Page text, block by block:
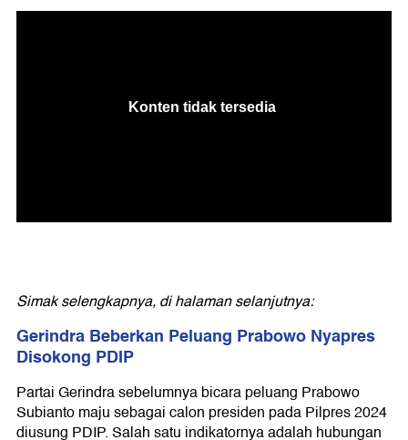
Simak selengkapnya, di halaman selanjutnya:
Gerindra Beberkan Peluang Prabowo Nyapres
Disokong PDIP
Partai Gerindra sebelumnya bicara peluang Prabowo
Subianto maju sebagai calon presiden pada Pilpres 2024
diusung PDIP. Salah satu indikatornya adalah hubungan